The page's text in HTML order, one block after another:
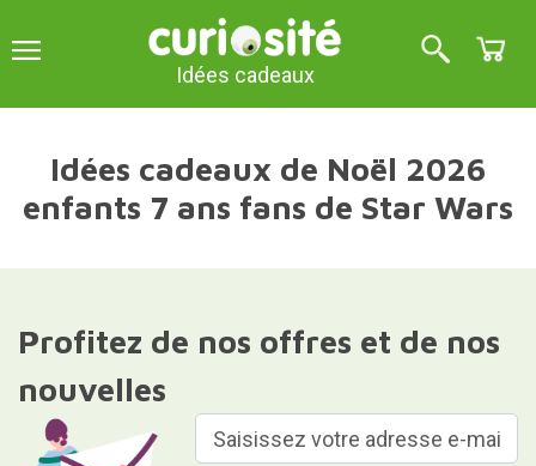
Idées cadeaux
Idées cadeaux de Noël 2026
enfants 7 ans fans de Star Wars
Profitez de nos offres et de nos
nouvelles